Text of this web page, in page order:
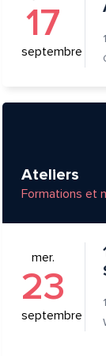
17
septembre
Ateliers
Formations et
mer.
23
septembre